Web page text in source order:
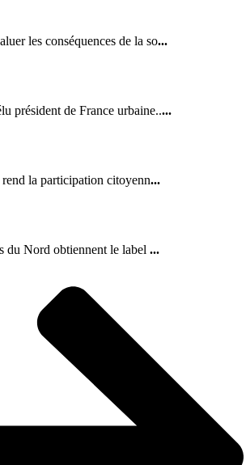
les conséquences de la so...
président de France urbaine.....
la participation citoyenn...
du Nord obtiennent le label ...